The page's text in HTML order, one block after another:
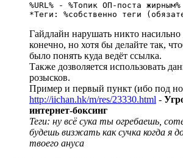
%URL% - %Топик ОП-поста
*Теги: %собственно теги
Гайдлайн нарушать никто насильно
конечно, но хотя бы делайте так,
было понять куда ведёт ссылка.
Также дозволяется использовать
розысков.
Пример и первый пункт (ибо под
http://iichan.hk/m/res/23330.html -
интернет-боксинг
Теги: ну всё сука ты огребаешь,
будешь визжать как сучка когда я
твоего ануса